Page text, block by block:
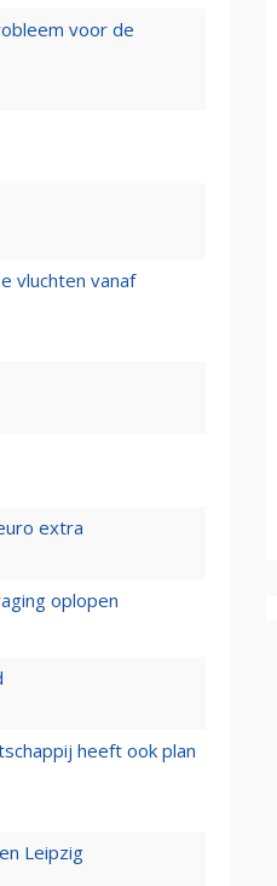
voor de
vluchten vanaf
extra
oplopen
heeft ook plan
Leipzig